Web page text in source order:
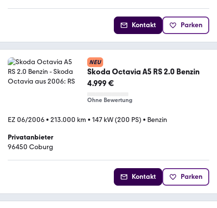
Kontakt Parken
NEU
Skoda Octavia A5 RS 2.0 Benzin
4.999 €
Ohne Bewertung
EZ 06/2006• 213.000 km • 147 kW (200 PS) • Benzin
Privatanbieter
96450 Coburg
Kontakt Parken